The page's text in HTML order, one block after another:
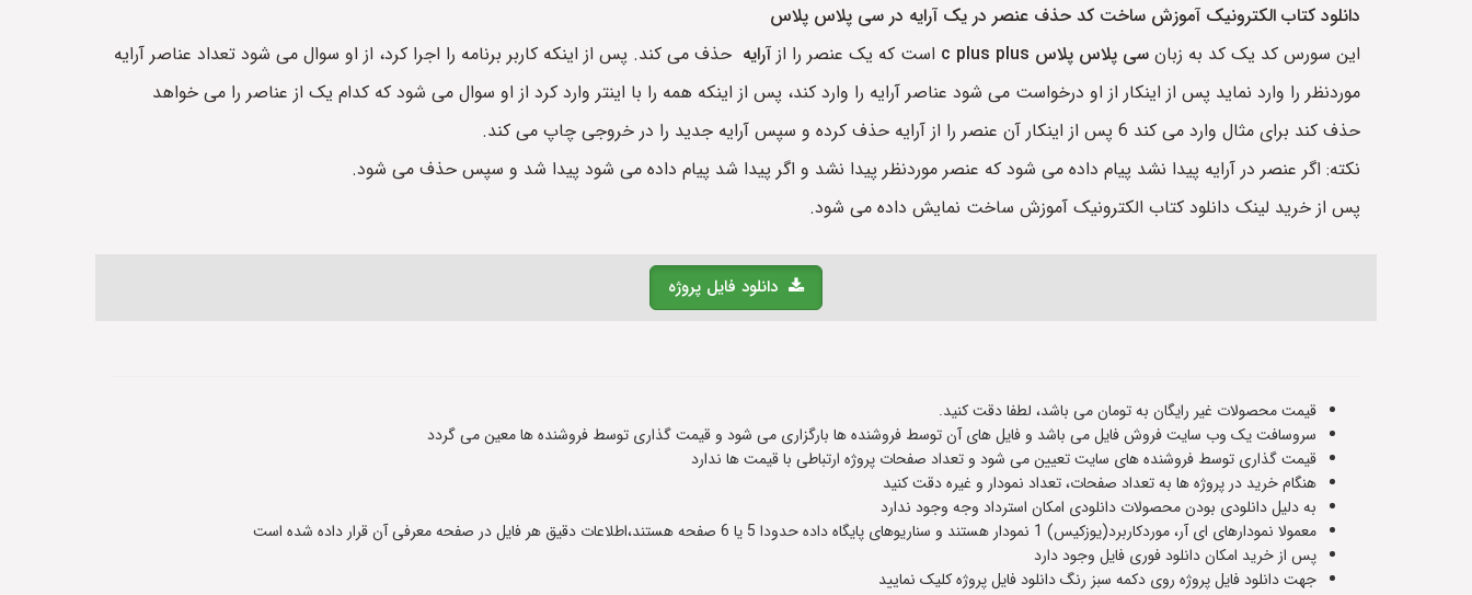
دانلود کتاب الکترونیک آموزش ساخت کد حذف عنصر در یک آرایه در سی پلاس پلاس
این سورس کد یک کد به زبان سی پلاس پلاس c plus plus است که یک عنصر را از آرایه حذف می کند. پس از اینکه کاربر برنامه را اجرا کرد، از او سوال می شود تعداد عناصر آرایه
موردنظر را وارد نماید پس از اینکار از او درخواست می شود عناصر آرایه را وارد کند، پس از اینکه همه را با اینتر وارد کرد از او سوال می شود که کدام یک از عناصر را می خواهد
حذف کند برای مثال وارد می کند 6 پس از اینکار آن عنصر را از آرایه حذف کرده و سپس آرایه جدید را در خروجی چاپ می کند.
نکته: اگر عنصر در آرایه پیدا نشد پیام داده می شود که عنصر موردنظر پیدا نشد و اگر پیدا شد پیام داده می شود پیدا شد و سپس حذف می شود.
پس از خرید لینک دانلود کتاب الکترونیک آموزش ساخت نمایش داده می شود.
دانلود فایل پروژه
قیمت محصولات غیر رایگان به تومان می باشد، لطفا دقت کنید.
سروسافت یک وب سایت فروش فایل می باشد و فایل های آن توسط فروشنده ها بارگزاری می شود و قیمت گذاری توسط فروشنده ها معین می گردد
قیمت گذاری توسط فروشنده های سایت تعیین می شود و تعداد صفحات پروژه ارتباطی با قیمت ها ندارد
هنگام خرید در پروژه ها به تعداد صفحات، تعداد نمودار و غیره دقت کنید
به دلیل دانلودی بودن محصولات دانلودی امکان استرداد وجه وجود ندارد
معمولا نمودارهای ای آر، موردکاربرد(یوزکیس) 1 نمودار هستند و سناریوهای پایگاه داده حدودا 5 یا 6 صفحه هستند،اطلاعات دقیق هر فایل در صفحه معرفی آن قرار داده شده است
پس از خرید امکان دانلود فوری فایل وجود دارد
جهت دانلود فایل پروژه روی دکمه سبز رنگ دانلود فایل پروژه کلیک نمایید